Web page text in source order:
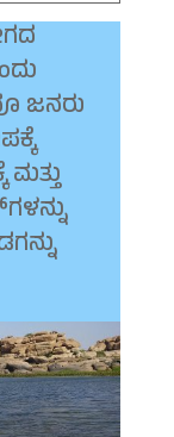
ಜನರು
ಮತ್ತು